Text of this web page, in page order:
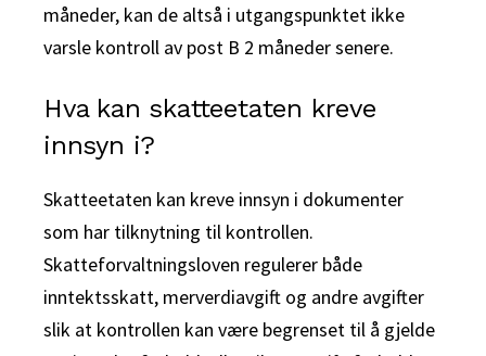
måneder, kan de altså i utgangspunktet ikke
varsle kontroll av post B 2 måneder senere.
Hva kan skatteetaten kreve
innsyn i?
Skatteetaten kan kreve innsyn i dokumenter
som har tilknytning til kontrollen.
Skatteforvaltningsloven regulerer både
inntektsskatt, merverdiavgift og andre avgifter
slik at kontrollen kan være begrenset til å gjelde